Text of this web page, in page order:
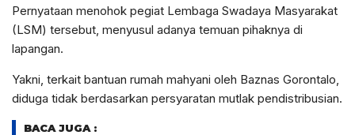
Pernyataan menohok pegiat Lembaga Swadaya Masyarakat
(LSM) tersebut, menyusul adanya temuan pihaknya di
lapangan.
Yakni, terkait bantuan rumah mahyani oleh Baznas Gorontalo,
diduga tidak berdasarkan persyaratan mutlak pendistribusian.
BACA JUGA :